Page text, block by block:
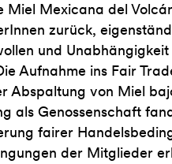
Miel Mexicana del
zurück,
und
Aufnahme ins Fair
Abspaltung von Miel
als Genossenschaft
fairer
der Mitglieder